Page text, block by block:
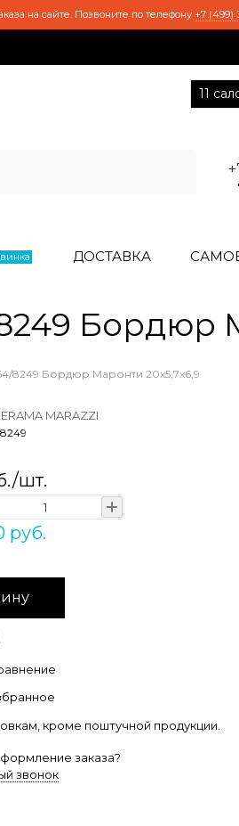
на сайте. Позвоните по телефону +7 (499)
11
ДОСТАВКА
Бордюр
8249 Бордюр Маронти 20х5,7х6,9
MARAZZI
шт.
руб.
кроме поштучной продукции.
заказа?
звонок